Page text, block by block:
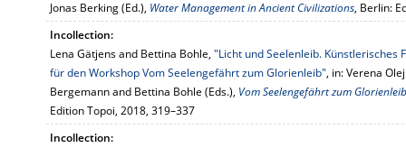
Jonas Berking (Ed.), Water Management in Ancient Civilizations, Berlin:
Incollection:
Lena Gätjens and Bettina Bohle, "Licht und Seelenleib. Künstlerisches
für den Workshop Vom Seelengefährt zum Glorienleib", in: Verena
Bergemann and Bettina Bohle (Eds.), Vom Seelengefährt zum
Edition Topoi, 2018, 319–337
Incollection: